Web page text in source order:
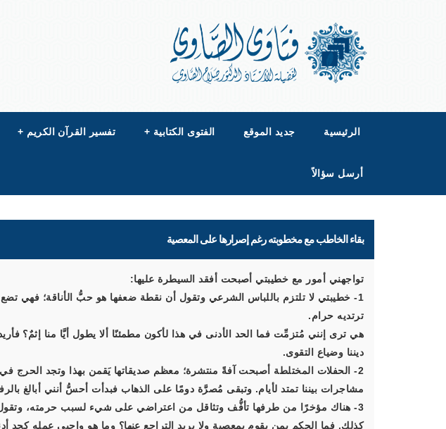
الرئيسية جديد الموقع الفتوى الكتابية + تفسير القرآن الكريم +
أرسل سؤالاً
بقاء الخاطب مع مخطوبته رغم إصرارها على المعصية
تواجهني أمور مع خطيبتي أصبحت أفقد السيطرة عليها:
1- خطيبتي لا تلتزم باللباس الشرعي وتقول أن نقطة ضعفها هو حبُّ الأناقة؛ فهي
ترتديه حرام.
هي ترى إنني مُتزمِّت فما الحد الأدنى في هذا لأكون مطمئنًا ألا يطول أيَّا منا إثمٌ؟
ديننا وضياع التقوى.
2- الحفلات المختلطة أصبحت آفةً منتشرة؛ معظم صديقاتها يَقمن بهذا وتجد الحرج
مشاجرات بيننا تمتد لأيام. وتبقى مُصرَّة دومًا على الذهاب فبدأت أحسُّ أنني أبالغ
3- هناك مؤخرًا من طرفها تأفُّف وتثاقل من اعتراضي على شيء لسبب حرمته، وتقول
كذلك. فما الحكم بمن يقوم بمعصية ولا يريد التراجع عنها؟ وما هو واجبي عمله كحد